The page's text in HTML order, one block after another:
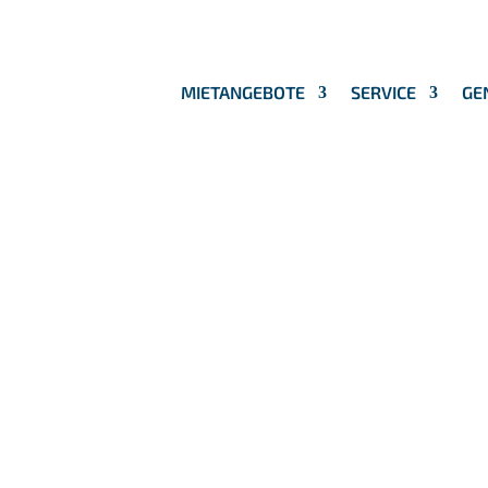
MIETANGEBOTE SERVICE